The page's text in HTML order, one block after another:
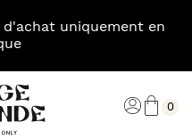
uniquement en
0